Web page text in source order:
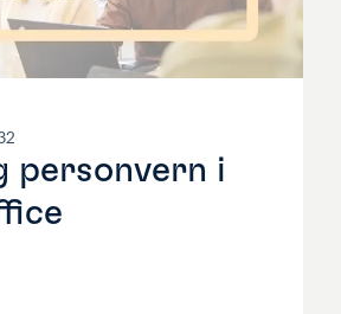
personvern i